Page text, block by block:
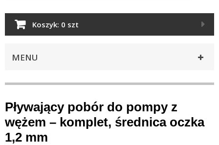
Koszyk: 0 szt
MENU
Pływający pobór do pompy z
wężem – komplet, średnica oczka
1,2 mm